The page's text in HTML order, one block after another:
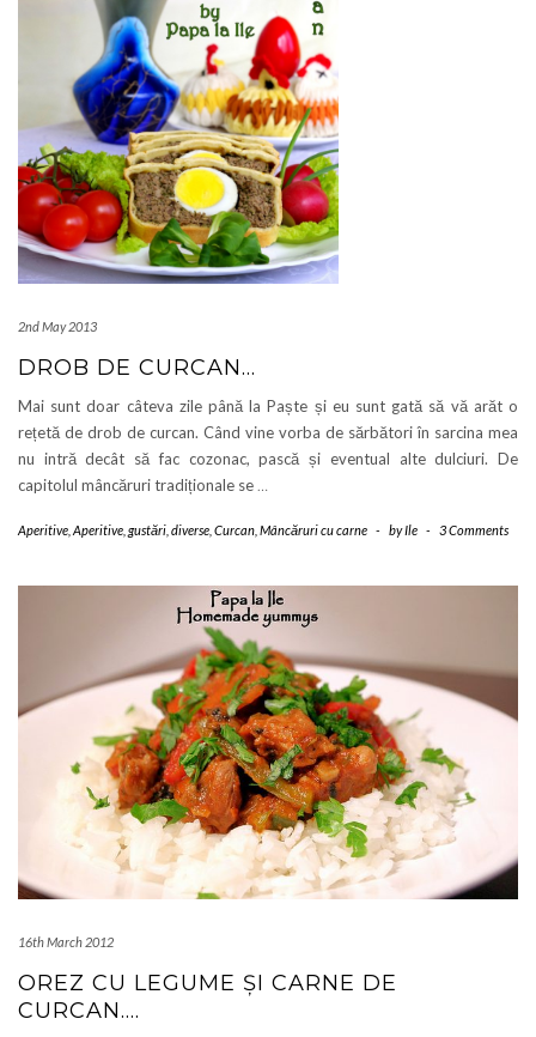
2nd May 2013
DROB DE CURCAN…
Mai sunt doar câteva zile până la Paște și eu sunt gată să vă arăt o
rețetă de drob de curcan. Când vine vorba de sărbători în sarcina mea
nu intră decât să fac cozonac, pască și eventual alte dulciuri. De
capitolul mâncăruri tradiționale se…
Aperitive Aperitive, gustări, diverse Curcan Mâncăruri cu carne - byIle - 3 Comments
16th March 2012
OREZ CU LEGUME ȘI CARNE DE
CURCAN….